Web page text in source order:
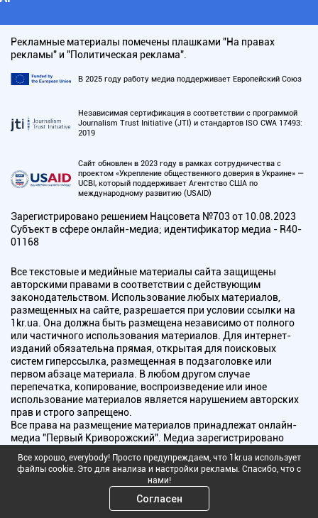
Рекламные материалы помечены плашками "На правах
рекламы" и "Политическая реклама".
В 2025 году работу медиа поддерживает Европейский Союз
Независимая сертификация в соответствии с программой
Journalism Trust Initiative (JTI) и стандартов ISO CWA 17493:
2019
Сайт обновлен в 2023 году в рамках сотрудничества с
проектом «Укрепление общественного доверия в Украине» —
UCBI, который поддерживает Агентство США по
международному развитию (USAID)
Зарегистрировано решением Нацсовета №703 от 10.08.2023
Субъект в сфере онлайн-медиа; идентификатор медиа - R40-
01168
Все текстовые и медийные материалы сайта защищены
авторскими правами в соответствии с действующим
законодательством. Использование любых материалов,
размещенных на сайте, разрешается при условии ссылки на
1kr.ua. Она должна быть размещена независимо от полного
или частичного использования материалов. Для интернет-
изданий обязательна прямая, открытая для поисковых
систем гиперссылка, размещенная в подзаголовке или
первом абзаце материала. В любом другом случае
перепечатка, копирование, воспроизведение или иное
использование материалов является нарушением авторских
прав и строго запрещено.
Все права на размещение материалов принадлежат онлайн-
медиа "Первый Криворожский". Медиа зарегистрировано
Национальным советом Украины по вопросам телевидения и
радиовещания.
Copyright © 2010 - 2026 Все права защищены
Все хорошо, everybody! Просто предупреждаем, что 1kr.ua использует
файлы cookie. Это для анализа и настройки рекламы. Спасибо, что с
нами!
Согласен